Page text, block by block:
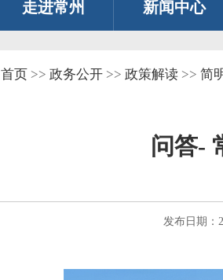
走进常州 新闻中心
首页>> 政务公开>> 政策解读>> 简
问答-
发布日期：